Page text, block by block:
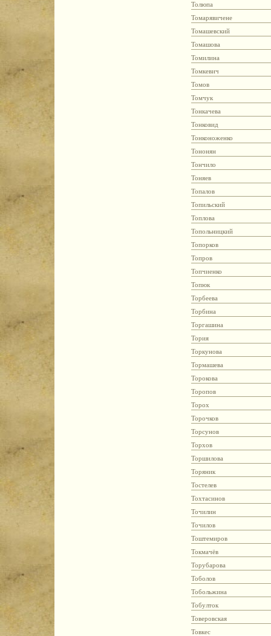
Толюпа
Томарявичене
Томашевский
Томашова
Томилина
Томкевич
Томов
Томчук
Тонкачева
Тонковид
Тонконоженко
Тононян
Тончило
Тоняев
Топалов
Топильский
Топлова
Топольницкий
Топорков
Топров
Топчиенко
Топюк
Торбеева
Торбина
Торгашина
Тория
Торкунова
Тормашева
Торокова
Торопов
Торох
Торочков
Торсунов
Торхов
Торшилова
Торяник
Тостелев
Тохтасинов
Точилин
Точилов
Тоштемиров
Токмачёв
Торубарова
Тоболов
Тобольжина
Тобулток
Товеровская
Товкес